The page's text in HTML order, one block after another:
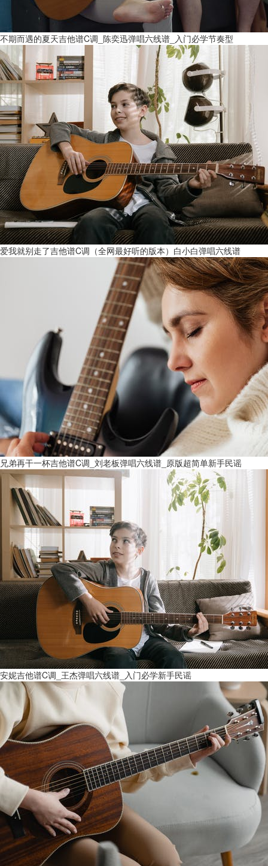
不期而遇的夏天吉他谱C调_陈奕迅弹唱六线谱_入门必学节奏型
爱我就别走了吉他谱C调（全网最好听的版本）白小白弹唱六线谱
兄弟再干一杯吉他谱C调_刘老板弹唱六线谱_原版超简单新手民谣
安妮吉他谱C调_王杰弹唱六线谱_入门必学新手民谣